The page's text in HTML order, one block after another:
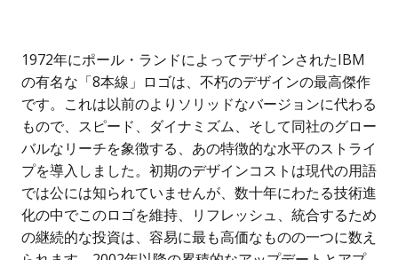
1972年にポール・ランドによってデザインされたIBM
の有名な「8本線」ロゴは、不朽のデザインの最高傑作
です。これは以前のよりソリッドなバージョンに代わる
もので、スピード、ダイナミズム、そして同社のグロー
バルなリーチを象徴する、あの特徴的な水平のストライ
プを導入しました。初期のデザインコストは現代の用語
では公には知られていませんが、数十年にわたる技術進
化の中でこのロゴを維持、リフレッシュ、統合するため
の継続的な投資は、容易に最も高価なものの一つに数え